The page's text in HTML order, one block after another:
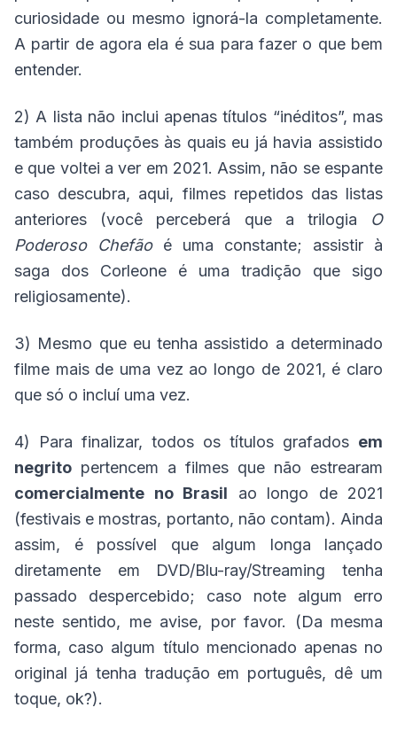
curiosidade ou mesmo ignorá-la completamente.
A partir de agora ela é sua para fazer o que bem
entender.
2) A lista não inclui apenas títulos “inéditos”, mas
também produções às quais eu já havia assistido
e que voltei a ver em 2021. Assim, não se espante
caso descubra, aqui, filmes repetidos das listas
anteriores (você perceberá que a trilogia O
Poderoso Chefãoé uma constante; assistir à
saga dos Corleone é uma tradição que sigo
religiosamente).
3) Mesmo que eu tenha assistido a determinado
filme mais de uma vez ao longo de 2021, é claro
que só o incluí uma vez.
4) Para finalizar, todos os títulos grafados em
negrito pertencem a filmes que não estrearam
comercialmente no Brasil ao longo de 2021
(festivais e mostras, portanto, não contam). Ainda
assim, é possível que algum longa lançado
diretamente em DVD/Blu-ray/Streaming tenha
passado despercebido; caso note algum erro
neste sentido, me avise, por favor. (Da mesma
forma, caso algum título mencionado apenas no
original já tenha tradução em português, dê um
toque, ok?).